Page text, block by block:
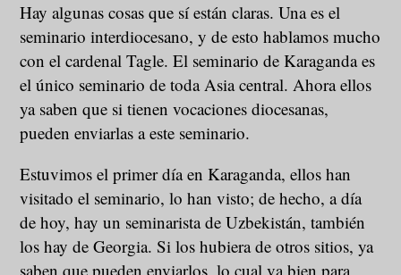
Hay algunas cosas que sí están claras. Una es el
seminario interdiocesano, y de esto hablamos mucho
con el cardenal Tagle. El seminario de Karaganda es
el único seminario de toda Asia central. Ahora ellos
ya saben que si tienen vocaciones diocesanas,
pueden enviarlas a este seminario.
Estuvimos el primer día en Karaganda, ellos han
visitado el seminario, lo han visto; de hecho, a día
de hoy, hay un seminarista de Uzbekistán, también
los hay de Georgia. Si los hubiera de otros sitios, ya
saben que pueden enviarlos, lo cual va bien para